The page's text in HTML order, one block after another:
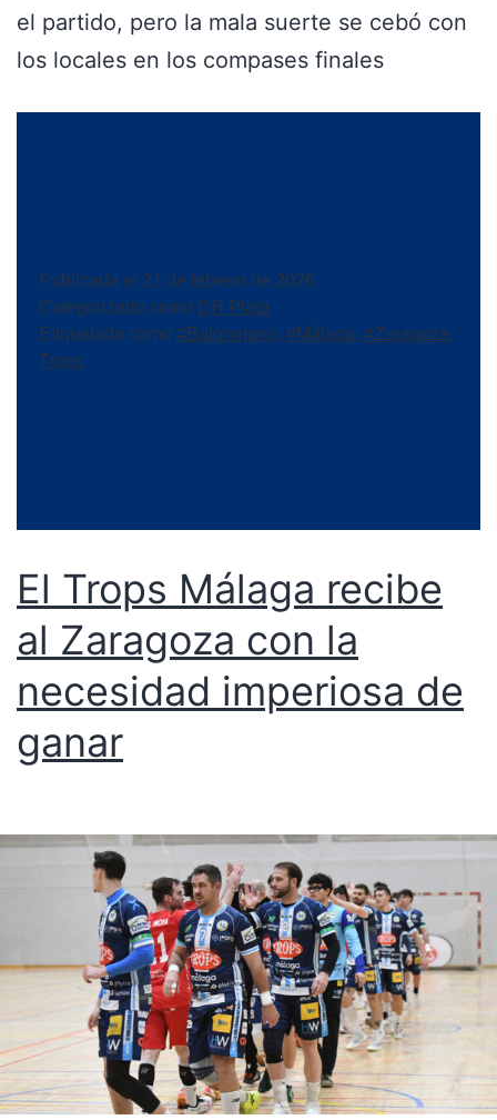
el partido, pero la mala suerte se cebó con
los locales en los compases finales
Publicada el 21 de febrero de 2026
Categorizado como DH Plata
Etiquetado como #Balonmano, #Málaga, #Zaragoza,
Trops
El Trops Málaga recibe
al Zaragoza con la
necesidad imperiosa de
ganar